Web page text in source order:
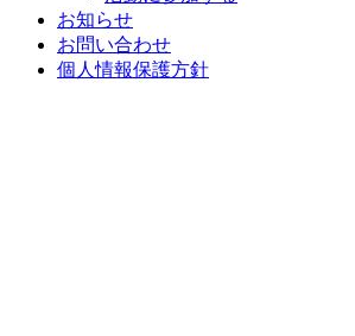
お知らせ
お問い合わせ
個人情報保護方針